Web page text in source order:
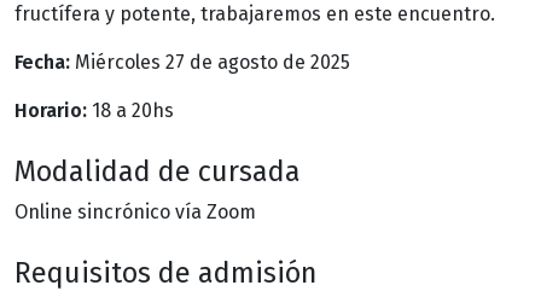
fructífera y potente, trabajaremos en este encuentro.
Fecha: Miércoles 27 de agosto de 2025
Horario: 18 a 20hs
Modalidad de cursada
Online sincrónico vía Zoom
Requisitos de admisión